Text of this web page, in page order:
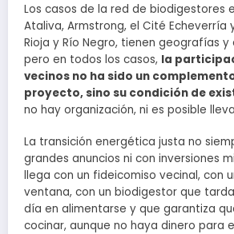
Los casos de la red de biodigestores
Ataliva, Armstrong, el Cité Echeverría
Rioja y Río Negro, tienen geografías
pero en todos los casos, la
vecinos no ha sido un
proyecto, sino su condición de
no hay organización, ni es posible
La transición energética justa no
grandes anuncios ni con inversiones
llega con un fideicomiso vecinal, con
ventana, con un biodigestor que
día en alimentarse y que garantiza
cocinar, aunque no haya dinero para